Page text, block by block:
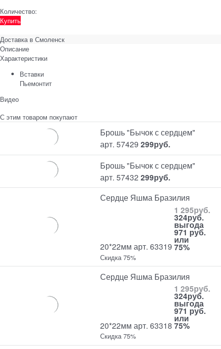
Количество:
Купить
Доставка в Смоленск
Описание
Характеристики
Вставки
Пьемонтит
Видео
С этим товаром покупают
Брошь "Бычок с сердцем"
арт. 57429 299руб.
Брошь "Бычок с сердцем"
арт. 57432 299руб.
Сердце Яшма Бразилия
20*22мм арт. 63319
1 295руб.
324руб.
выгода
971 руб.
или
75%
Скидка 75%
Сердце Яшма Бразилия
20*22мм арт. 63318
1 295руб.
324руб.
выгода
971 руб.
или
75%
Скидка 75%